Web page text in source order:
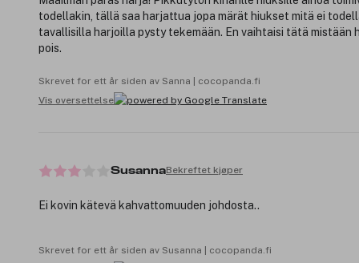
todellakin, tällä saa harjattua jopa märät hiukset mitä ei
tavallisilla harjoilla pysty tekemään. En vaihtaisi tätä mistään
pois.
Skrevet for ett år siden av Sanna | cocopanda.fi
Vis oversettelse
SusannaBekreftet kjøper
Ei kovin kätevä kahvattomuuden johdosta..
Skrevet for ett år siden av Susanna | cocopanda.fi